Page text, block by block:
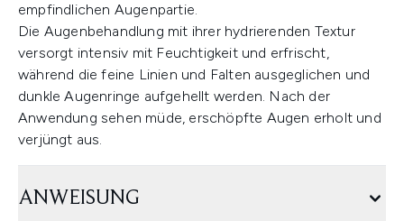
empfindlichen Augenpartie.
Die Augenbehandlung mit ihrer hydrierenden Textur
versorgt intensiv mit Feuchtigkeit und erfrischt,
während die feine Linien und Falten ausgeglichen und
dunkle Augenringe aufgehellt werden. Nach der
Anwendung sehen müde, erschöpfte Augen erholt und
verjüngt aus.
ANWEISUNG